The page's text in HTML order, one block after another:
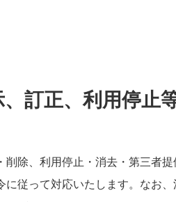
訂正、利用停止
除、利用停止・消去・第三者提
従って対応いたします。なお、